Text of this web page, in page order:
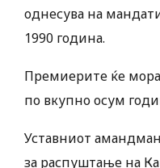
однесува на
1990 година.
Премиерите ќе
по вкупно осум
Уставниот
за распуштање на